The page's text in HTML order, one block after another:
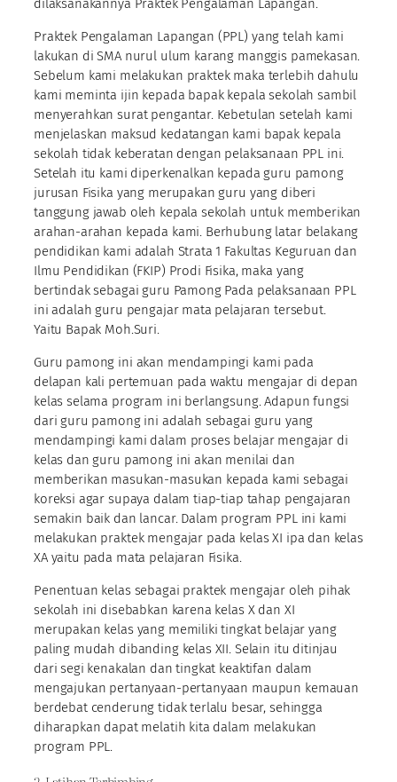
dilaksanakannya Praktek Pengalaman Lapangan.
Praktek Pengalaman Lapangan (PPL) yang telah kami
lakukan di SMA nurul ulum karang manggis pamekasan.
Sebelum kami melakukan praktek maka terlebih dahulu
kami meminta ijin kepada bapak kepala sekolah sambil
menyerahkan surat pengantar. Kebetulan setelah kami
menjelaskan maksud kedatangan kami bapak kepala
sekolah tidak keberatan dengan pelaksanaan PPL ini.
Setelah itu kami diperkenalkan kepada guru pamong
jurusan Fisika yang merupakan guru yang diberi
tanggung jawab oleh kepala sekolah untuk memberikan
arahan-arahan kepada kami. Berhubung latar belakang
pendidikan kami adalah Strata 1 Fakultas Keguruan dan
Ilmu Pendidikan (FKIP) Prodi Fisika, maka yang
bertindak sebagai guru Pamong Pada pelaksanaan PPL
ini adalah guru pengajar mata pelajaran tersebut.
Yaitu Bapak Moh.Suri.
Guru pamong ini akan mendampingi kami pada
delapan kali pertemuan pada waktu mengajar di depan
kelas selama program ini berlangsung. Adapun fungsi
dari guru pamong ini adalah sebagai guru yang
mendampingi kami dalam proses belajar mengajar di
kelas dan guru pamong ini akan menilai dan
memberikan masukan-masukan kepada kami sebagai
koreksi agar supaya dalam tiap-tiap tahap pengajaran
semakin baik dan lancar. Dalam program PPL ini kami
melakukan praktek mengajar pada kelas XI ipa dan kelas
XA yaitu pada mata pelajaran Fisika.
Penentuan kelas sebagai praktek mengajar oleh pihak
sekolah ini disebabkan karena kelas X dan XI
merupakan kelas yang memiliki tingkat belajar yang
paling mudah dibanding kelas XII. Selain itu ditinjau
dari segi kenakalan dan tingkat keaktifan dalam
mengajukan pertanyaan-pertanyaan maupun kemauan
berdebat cenderung tidak terlalu besar, sehingga
diharapkan dapat melatih kita dalam melakukan
program PPL.